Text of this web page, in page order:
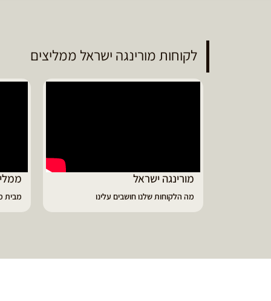
לקוחות מורינגה ישראל ממליצים
ממליץ על מוצרי מורינגה איכותיים
מבית מורינגה ישראל - כפר חיים